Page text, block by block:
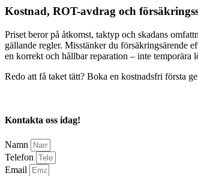
Kostnad, ROT-avdrag och
Priset beror på åtkomst, taktyp och skadans
gällande regler. Misstänker du försäkringsärende
en korrekt och hållbar reparation – inte temporära
Redo att få taket tätt? Boka en kostnadsfri första
Kontakta oss idag!
Namn
Telefon
Email